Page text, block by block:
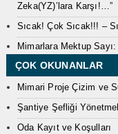
Zeka(YZ)’lara Karşı!…”
Sıcak! Çok Sıcak!!! –
Mimarlara Mektup
ÇOK OKUNANLAR
Mimari Proje Çizim ve
Şantiye Şefliği
Oda Kayıt ve Koşulları